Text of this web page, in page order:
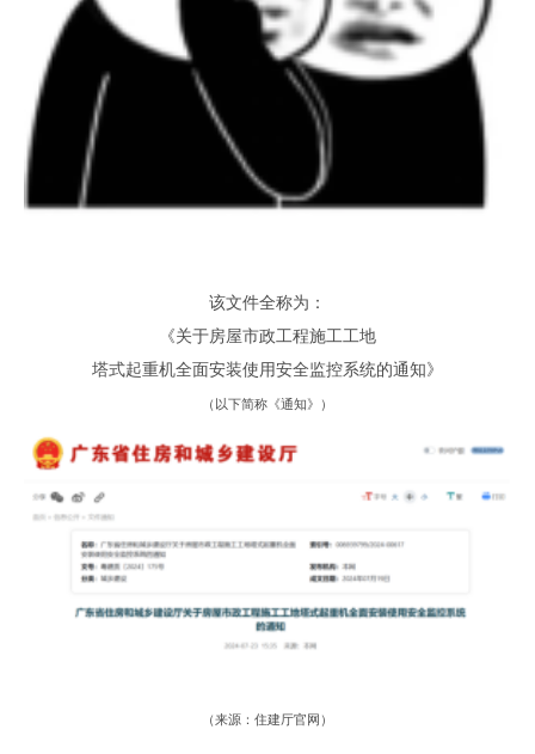
该文件全称为 ：
《关于房屋市政工程施工工地
塔式起重机全面安装使用安全监控系统的通知》
（ 以下简称 《通知》）
（来源 ： 住建厅官网 ）